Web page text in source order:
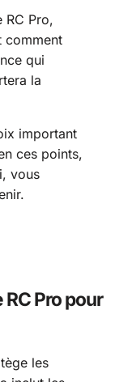
RC Pro,
comment
qui
la
important
ces points,
vous
Pro pour
les